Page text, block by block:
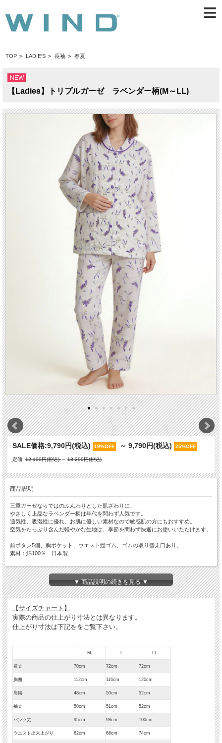
TOP > LADIE'S > 長袖 > 春夏
NEW
【Ladies】トリプルガーゼ ラベンダー柄(M～LL)
SALE価格:9,790円(税込) 19%OFF ～ 9,790円(税込) 25%OFF
定価: 12,100円(税込)～ 13,200円(税込)
商品説明
三重ガーゼならではのふんわりとした肌ざわりに、
やさしく上品なラベンダー柄は年代を問わず人気です。
通気性、吸湿性に優れ、お肌に優しい素材なので敏感肌の方にもおすすめ。
空気をたっぷり含んだ軽やかな生地は、季節を問わず快適にお使いいただけます。
前ボタン5個、胸ポケット、ウエスト総ゴム、ゴムの取り替え口あり。
素材：綿100％ 日本製
※お使いのPC、スマートフォンの機種によって、実際の色味と見え方が異なる場
合がございます。
予めご了承ください。
▼ 商品説明の続きを見る ▼
【サイズチャート】
実際の商品の仕上がり寸法とは異なります。
仕上がり寸法は下記ををご覧下さい。
M
着丈 70cm 72cm 72cm
胸囲 112cm 116cm 120cm
肩幅 48cm 50cm 52cm
袖丈 50cm 51cm 52cm
パンツ丈 95cm 98cm 100cm
ウエスト出来上がり 62cm 66cm 74cm
≡